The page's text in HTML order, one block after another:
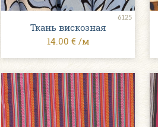
6125
Ткань вискозная
14.00 € /м